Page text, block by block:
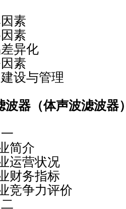
素
素
异化
素
设与管理
波器（体声波滤波器
介
营状况
务指标
力评价